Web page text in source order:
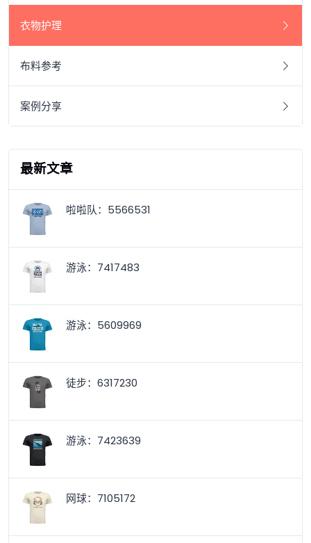
衣物护理
布料参考
案例分享
最新文章
啦啦队：5566531
游泳：7417483
游泳：5609969
徒步：6317230
游泳：7423639
网球：7105172